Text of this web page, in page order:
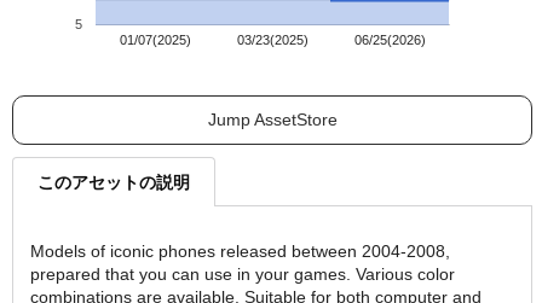
01/07(2025) 03/23(2025) 06/25(2026)
5
Jump AssetStore
このアセットの説明
Models of iconic phones released between 2004-2008,
prepared that you can use in your games. Various color
combinations are available. Suitable for both computer and